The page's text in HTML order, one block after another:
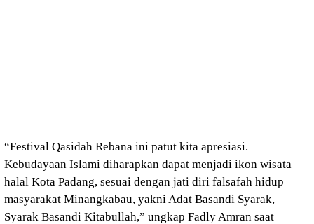
“Festival Qasidah Rebana ini patut kita apresiasi.
Kebudayaan Islami diharapkan dapat menjadi ikon wisata
halal Kota Padang, sesuai dengan jati diri falsafah hidup
masyarakat Minangkabau, yakni Adat Basandi Syarak,
Syarak Basandi Kitabullah,” ungkap Fadly Amran saat